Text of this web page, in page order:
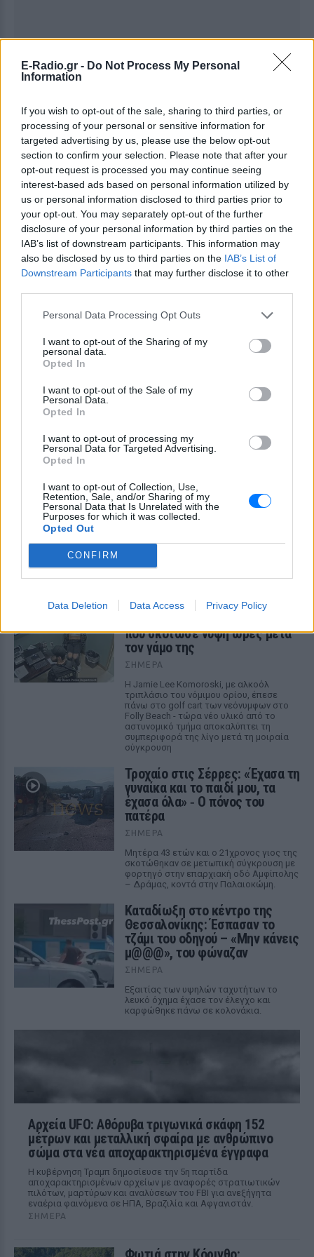
E-Radio.gr - Do Not Process My Personal
Information
If you wish to opt-out of the sale, sharing to third parties, or
processing of your personal or sensitive information for
targeted advertising by us, please use the below opt-out
section to confirm your selection. Please note that after your
opt-out request is processed you may continue seeing
interest-based ads based on personal information utilized by
us or personal information disclosed to third parties prior to
your opt-out. You may separately opt-out of the further
disclosure of your personal information by third parties on the
IAB’s list of downstream participants. This information may
also be disclosed by us to third parties on the IAB’s List of
Downstream Participants that may further disclose it to other
Personal Data Processing Opt Outs
I want to opt-out of the Sharing of my
personal data.
Opted In
I want to opt-out of the Sale of my
Personal Data.
Opted In
I want to opt-out of processing my
Personal Data for Targeted Advertising.
Opted In
I want to opt-out of Collection, Use,
Retention, Sale, and/or Sharing of my
Personal Data that Is Unrelated with the
Purposes for which it was collected.
Opted Out
CONFIRM
Data Deletion Data Access Privacy Policy
Ακολουθήστε το E-Radio.gr στοGoogle News
Για ακόμη περισσότερανέα, μπείτε στην ροή
ειδήσεωντου E-Daily.gr
Ακολουθήστε το E-Radio.gr και στο Instagram
ΔΙΑΦΗΜΙΣΗ
ΔΕΙΤΕ ΕΠΙΣΗΣ
ΣΤΗΝ ΙΔΙΑ ΚΑΤΗΓΟΡΙΑ
«Θέλω τον μπαμπά μου»: Το
που σκότωσε νύφη ώρες μετά
τον γάμο της
ΣΉΜΕΡΑ
Η Jamie Lee Komoroski, με αλκοόλ
τριπλάσιο του νόμιμου ορίου, έπεσε
πάνω στο golf cart των νεόνυμφων στο
Folly Beach - τώρα νέο υλικό από το
αστυνομικό τμήμα αποκαλύπτει τη
συμπεριφορά της λίγο μετά τη μοιραία
σύγκρουση
Τροχαίο στις Σέρρες: «Έχασα τη
γυναίκα και το παιδί μου, τα
έχασα όλα» ‑ Ο πόνος του
πατέρα
ΣΉΜΕΡΑ
Μητέρα 43 ετών και ο 21χρονος γιος της
σκοτώθηκαν σε μετωπική σύγκρουση με
φορτηγό στην επαρχιακή οδό Αμφίπολης
– Δράμας, κοντά στην Παλαιοκώμη.
Καταδίωξη στο κέντρο της
Θεσσαλονίκης: Έσπασαν το
τζάμι του οδηγού – «Μην κάνεις
μ@@@», του φώναζαν
ΣΉΜΕΡΑ
Εξαιτίας των υψηλών ταχυτήτων το
λευκό όχημα έχασε τον έλεγχο και
καρφώθηκε πάνω σε κολονάκια.
Αρχεία UFO: Αθόρυβα τριγωνικά σκάφη 152
μέτρων και μεταλλική σφαίρα με ανθρώπινο
σώμα στα νέα αποχαρακτηρισμένα έγγραφα
Η κυβέρνηση Τραμπ δημοσίευσε την 5η παρτίδα
αποχαρακτηρισμένων αρχείων με αναφορές στρατιωτικών
πιλότων, μαρτύρων και αναλύσεων του FBI για ανεξήγητα
εναέρια φαινόμενα σε ΗΠΑ, Βραζιλία και Αφγανιστάν.
ΣΉΜΕΡΑ